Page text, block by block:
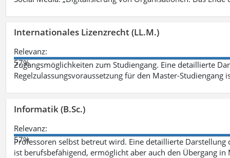
Internationales Lizenzrecht (LL.M.)
Relevanz:
57%
Zugangsmöglichkeiten zum Studiengang. Eine detaillierte
Regelzulassungsvoraussetzung für den Master-
Informatik (B.Sc.)
Relevanz:
57%
Professoren selbst betreut wird. Eine detaillierte
ist berufsbefähigend, ermöglicht aber auch den Übergang in